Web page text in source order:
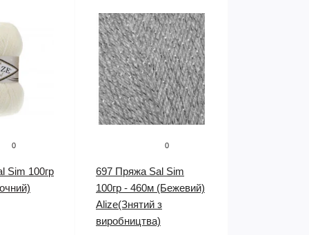
0
Sim 100гр
0
697 Пряжа Sal Sim
100гр - 460м (Бежевий)
Alize(Знятий з
виробництва)